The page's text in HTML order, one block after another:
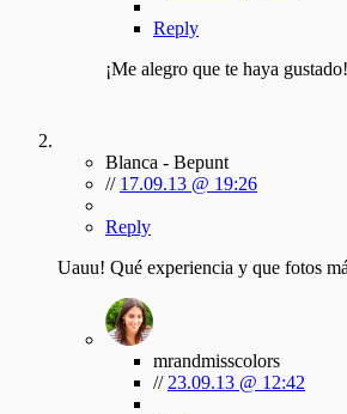
Reply
¡Me alegro que te haya
Blanca - Bepunt
// 17.09.13 @ 19:26
Reply
Uauu! Qué experiencia y que fotos
mrandmisscolors
// 23.09.13 @ 12:42